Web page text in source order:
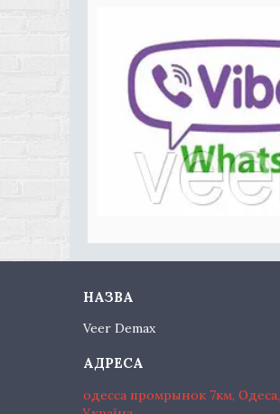
Veer Demax
одесса промрынок 7км, Одеса,